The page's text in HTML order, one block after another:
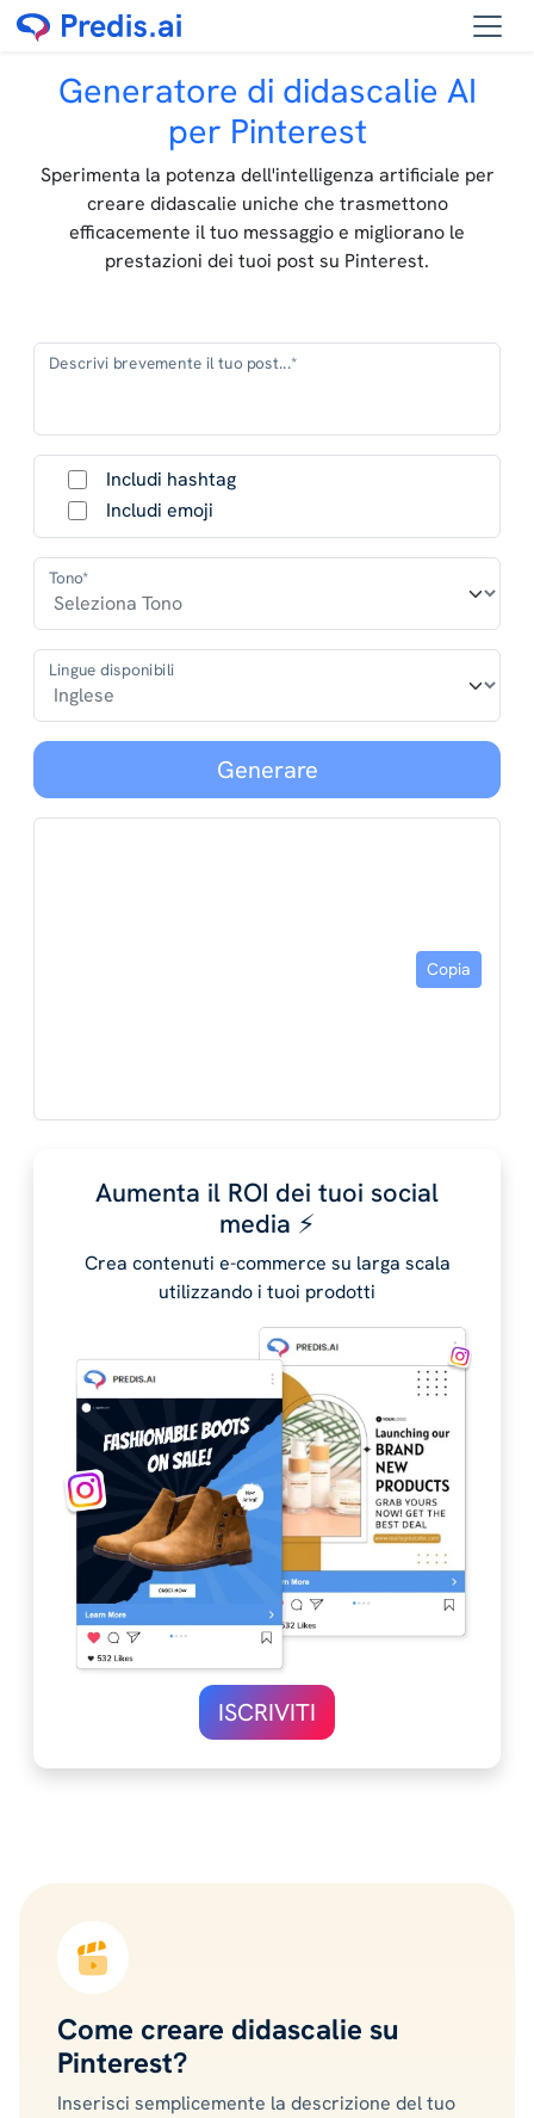
Generatore di didascalie AI
per Pinterest
Sperimenta la potenza dell'intelligenza artificiale per
creare didascalie uniche che trasmettono
efficacemente il tuo messaggio e migliorano le
prestazioni dei tuoi post su Pinterest.
Descrivi brevemente il tuo post...*
Includi hashtag
Includi emoji
Tono*
Lingue disponibili
Generare
Copia
Aumenta il ROI dei tuoi social
media ⚡️
Crea contenuti e-commerce su larga scala
utilizzando i tuoi prodotti
ISCRIVITI
Come creare didascalie su
Pinterest?
Inserisci semplicemente la descrizione del tuo